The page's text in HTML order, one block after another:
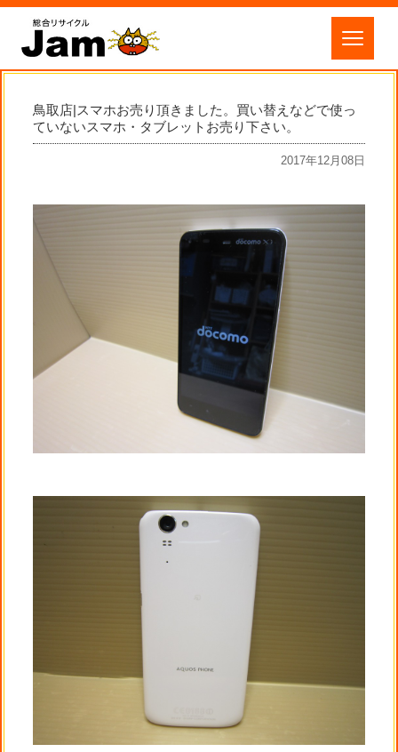
鳥取店|スマホお売り頂きました。買い替えなどで使っ
ていないスマホ・タブレットお売り下さい。
2017年12月08日